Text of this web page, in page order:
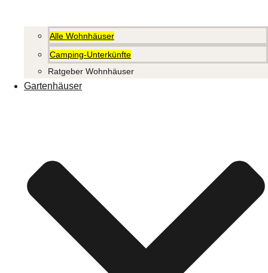
Alle Wohnhäuser
Camping-Unterkünfte
Ratgeber Wohnhäuser
Gartenhäuser